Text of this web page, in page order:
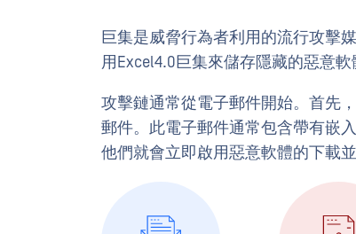
巨集是威脅行為者利用的流行攻擊
用Excel4.0巨集來儲存隱藏的惡意軟
攻擊鏈通常從電子郵件開始。首先
郵件。此電子郵件通常包含帶有嵌
他們就會立即啟用惡意軟體的下載